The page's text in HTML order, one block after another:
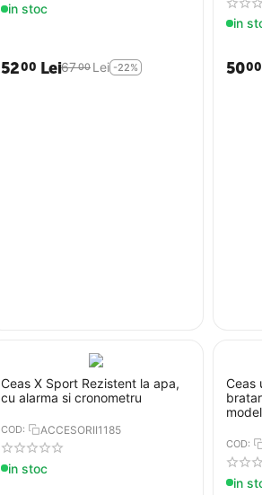
in stoc
5200 Lei6700 Lei -22%
in
5000
Ceas X Sport Rezistent la apa,
cu alarma si cronometru
COD: ACCESORII1185
in stoc
Ceas
COD:
in